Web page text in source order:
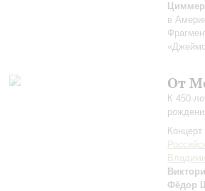
Циммер
в
От
К 450-
Фёдор